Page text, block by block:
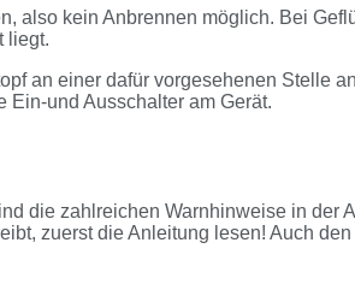
also kein Anbrennen möglich. Bei
liegt.
an einer dafür vorgesehenen Stelle
Ein-und Ausschalter am Gerät.
die zahlreichen Warnhinweise in der
zuerst die Anleitung lesen! Auch